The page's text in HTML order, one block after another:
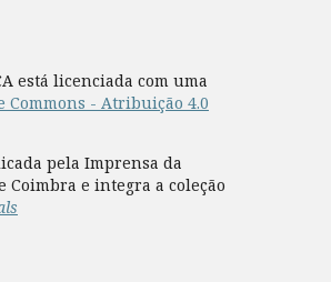
está licenciada com uma
Commons - Atribuição 4.0
pela Imprensa da
Coimbra e integra a coleção